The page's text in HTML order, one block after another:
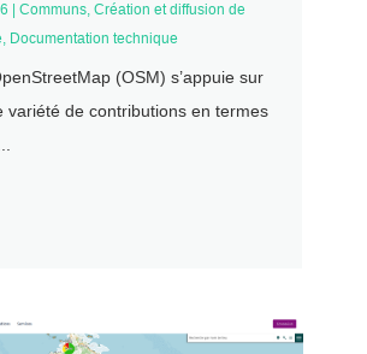
Communs, Création et diffusion de
, Documentation technique
(OSM) s’appuie sur
variété de contributions en termes